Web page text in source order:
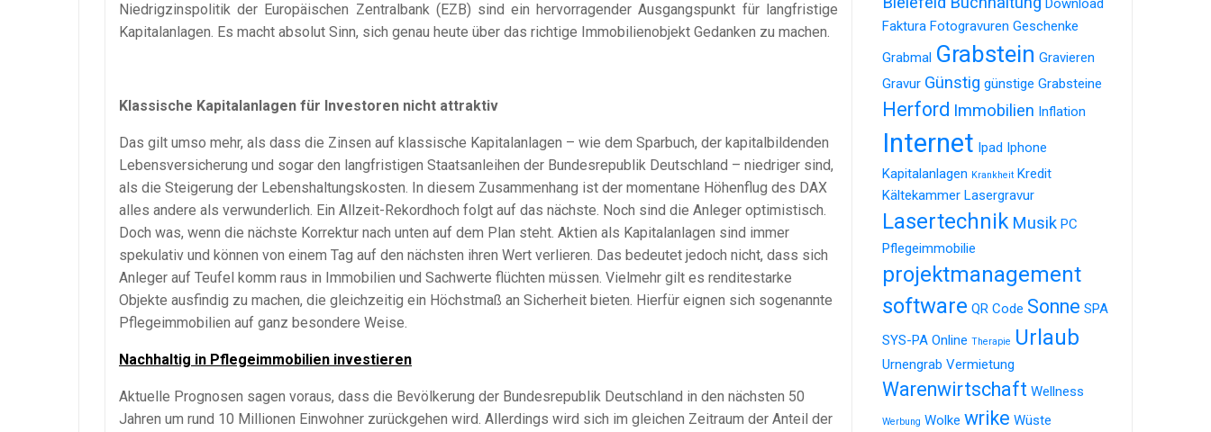
Niedrigzinspolitik der Europäischen Zentralbank (EZB) sind ein hervorragender Ausgangspunkt für langfristige
Kapitalanlagen. Es macht absolut Sinn, sich genau heute über das richtige Immobilienobjekt Gedanken zu machen.
Klassische Kapitalanlagen für Investoren nicht attraktiv
Das gilt umso mehr, als dass die Zinsen auf klassische Kapitalanlagen – wie dem Sparbuch, der kapitalbildenden
Lebensversicherung und sogar den langfristigen Staatsanleihen der Bundesrepublik Deutschland – niedriger sind,
als die Steigerung der Lebenshaltungskosten. In diesem Zusammenhang ist der momentane Höhenflug des DAX
alles andere als verwunderlich. Ein Allzeit-Rekordhoch folgt auf das nächste. Noch sind die Anleger optimistisch.
Doch was, wenn die nächste Korrektur nach unten auf dem Plan steht. Aktien als Kapitalanlagen sind immer
spekulativ und können von einem Tag auf den nächsten ihren Wert verlieren. Das bedeutet jedoch nicht, dass sich
Anleger auf Teufel komm raus in Immobilien und Sachwerte flüchten müssen. Vielmehr gilt es renditestarke
Objekte ausfindig zu machen, die gleichzeitig ein Höchstmaß an Sicherheit bieten. Hierfür eignen sich sogenannte
Pflegeimmobilien auf ganz besondere Weise.
Nachhaltig in Pflegeimmobilien investieren
Aktuelle Prognosen sagen voraus, dass die Bevölkerung der Bundesrepublik Deutschland in den nächsten 50
Jahren um rund 10 Millionen Einwohner zurückgehen wird. Allerdings wird sich im gleichen Zeitraum der Anteil der
Download
Faktura Fotogravuren Geschenke
Grabmal Grabstein Gravieren
Gravur Günstig günstige Grabsteine
Herford Immobilien Inflation
Internet Ipad Iphone
Kapitalanlagen Krankheit Kredit
Kältekammer Lasergravur
Lasertechnik Musik PC
Pflegeimmobilie
projektmanagement
software QR Code Sonne SPA
SYS-PA Online Therapie Urlaub
Urnengrab Vermietung
Warenwirtschaft Wellness
Werbung Wolke wrike Wüste